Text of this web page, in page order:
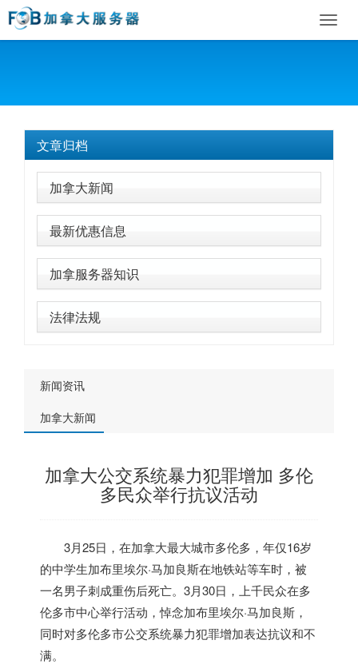
文章归档
加拿大新闻
最新优惠信息
加拿服务器知识
法律法规
新闻资讯
加拿大新闻
加拿大公交系统暴力犯罪增加 多伦
多民众举行抗议活动
3月25日，在加拿大最大城市多伦多，年仅16岁
的中学生加布里埃尔·马加良斯在地铁站等车时，被
一名男子刺成重伤后死亡。3月30日，上千民众在多
伦多市中心举行活动，悼念加布里埃尔·马加良斯，
同时对多伦多市公交系统暴力犯罪增加表达抗议和不
满。